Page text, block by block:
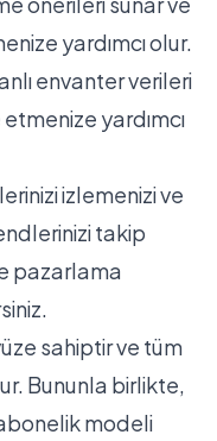
yardımcı olur.
envanter verileri
yardımcı
izlemenizi ve
takip
pazarlama
sahiptir ve tüm
Bununla birlikte,
modeli